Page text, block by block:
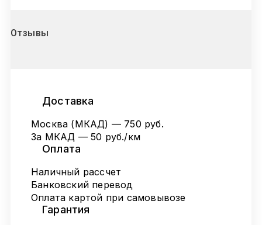
Отзывы
Доставка
Москва (МКАД) — 750 руб.
За МКАД — 50 руб./км
Оплата
Наличный рассчет
Банковский перевод
Оплата картой при самовывозе
Гарантия